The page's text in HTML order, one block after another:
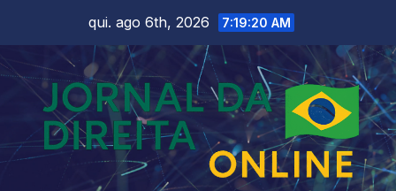
content
qui. ago 6th, 2026 7:19:22 AM